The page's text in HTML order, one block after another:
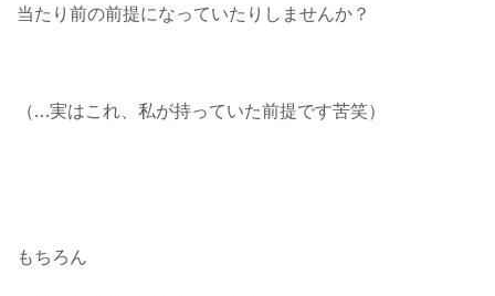
当たり前の前提になっていたりしませんか？
（…実はこれ、私が持っていた前提です苦笑）
もちろん